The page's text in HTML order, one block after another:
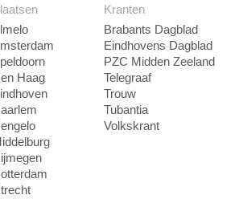
Haag
Kranten
Brabants Dagblad
Eindhovens Dagblad
PZC Midden Zeeland
Telegraaf
Trouw
Tubantia
Volkskrant